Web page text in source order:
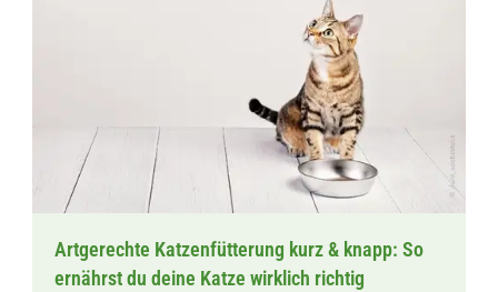
Artgerechte Katzenfütterung kurz & knapp: So
ernährst du deine Katze wirklich richtig